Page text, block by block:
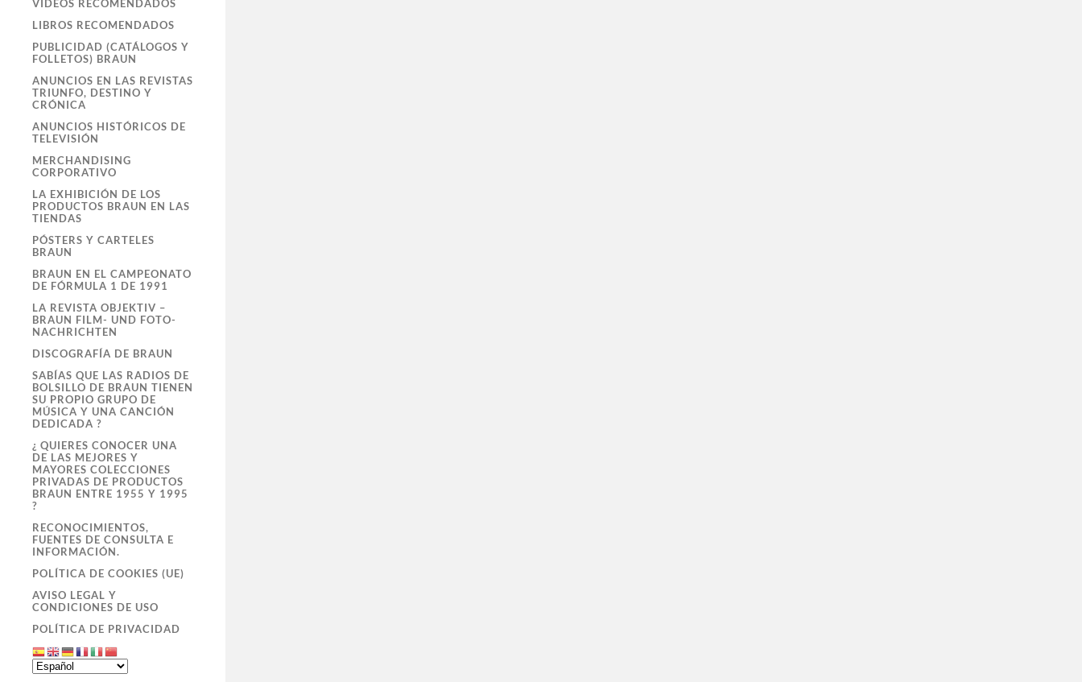
VÍDEOS RECOMENDADOS
LIBROS RECOMENDADOS
PUBLICIDAD (CATÁLOGOS Y
FOLLETOS) BRAUN
ANUNCIOS EN LAS REVISTAS
TRIUNFO, DESTINO Y
CRÓNICA
ANUNCIOS HISTÓRICOS DE
TELEVISIÓN
MERCHANDISING
CORPORATIVO
LA EXHIBICIÓN DE LOS
PRODUCTOS BRAUN EN LAS
TIENDAS
PÓSTERS Y CARTELES
BRAUN
BRAUN EN EL CAMPEONATO
DE FÓRMULA 1 DE 1991
LA REVISTA OBJEKTIV –
BRAUN FILM- UND FOTO-
NACHRICHTEN
DISCOGRAFÍA DE BRAUN
SABÍAS QUE LAS RADIOS DE
BOLSILLO DE BRAUN TIENEN
SU PROPIO GRUPO DE
MÚSICA Y UNA CANCIÓN
DEDICADA ?
¿ QUIERES CONOCER UNA
DE LAS MEJORES Y
MAYORES COLECCIONES
PRIVADAS DE PRODUCTOS
BRAUN ENTRE 1955 Y 1995
?
RECONOCIMIENTOS,
FUENTES DE CONSULTA E
INFORMACIÓN.
POLÍTICA DE COOKIES (UE)
AVISO LEGAL Y
CONDICIONES DE USO
POLÍTICA DE PRIVACIDAD